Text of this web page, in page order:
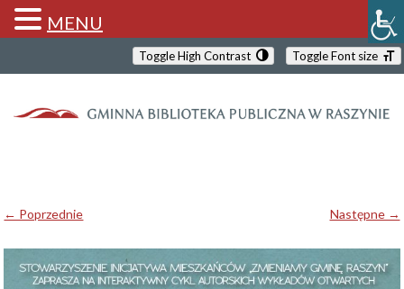
Toggle High Contrast Toggle Font size
← Poprzednie Następne →
MENU